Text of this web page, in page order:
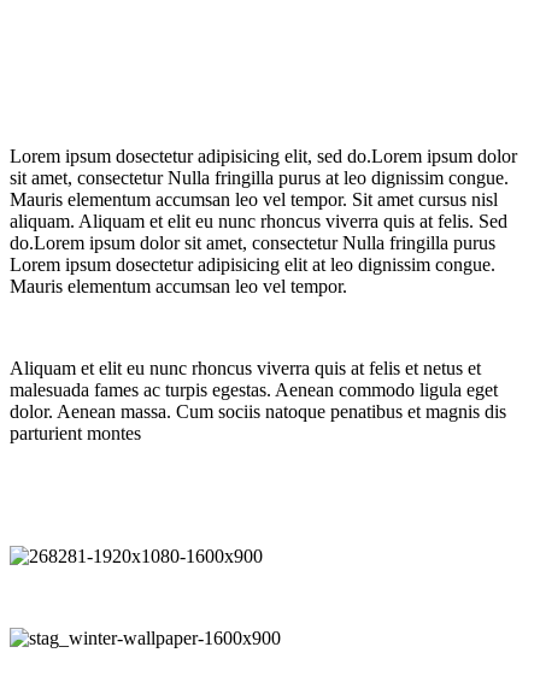
Lorem ipsum dosectetur adipisicing elit, sed do.Lorem ipsum dolor
sit amet, consectetur Nulla fringilla purus at leo dignissim congue.
Mauris elementum accumsan leo vel tempor. Sit amet cursus nisl
aliquam. Aliquam et elit eu nunc rhoncus viverra quis at felis. Sed
do.Lorem ipsum dolor sit amet, consectetur Nulla fringilla purus
Lorem ipsum dosectetur adipisicing elit at leo dignissim congue.
Mauris elementum accumsan leo vel tempor.
Aliquam et elit eu nunc rhoncus viverra quis at felis et netus et
malesuada fames ac turpis egestas. Aenean commodo ligula eget
dolor. Aenean massa. Cum sociis natoque penatibus et magnis dis
parturient montes